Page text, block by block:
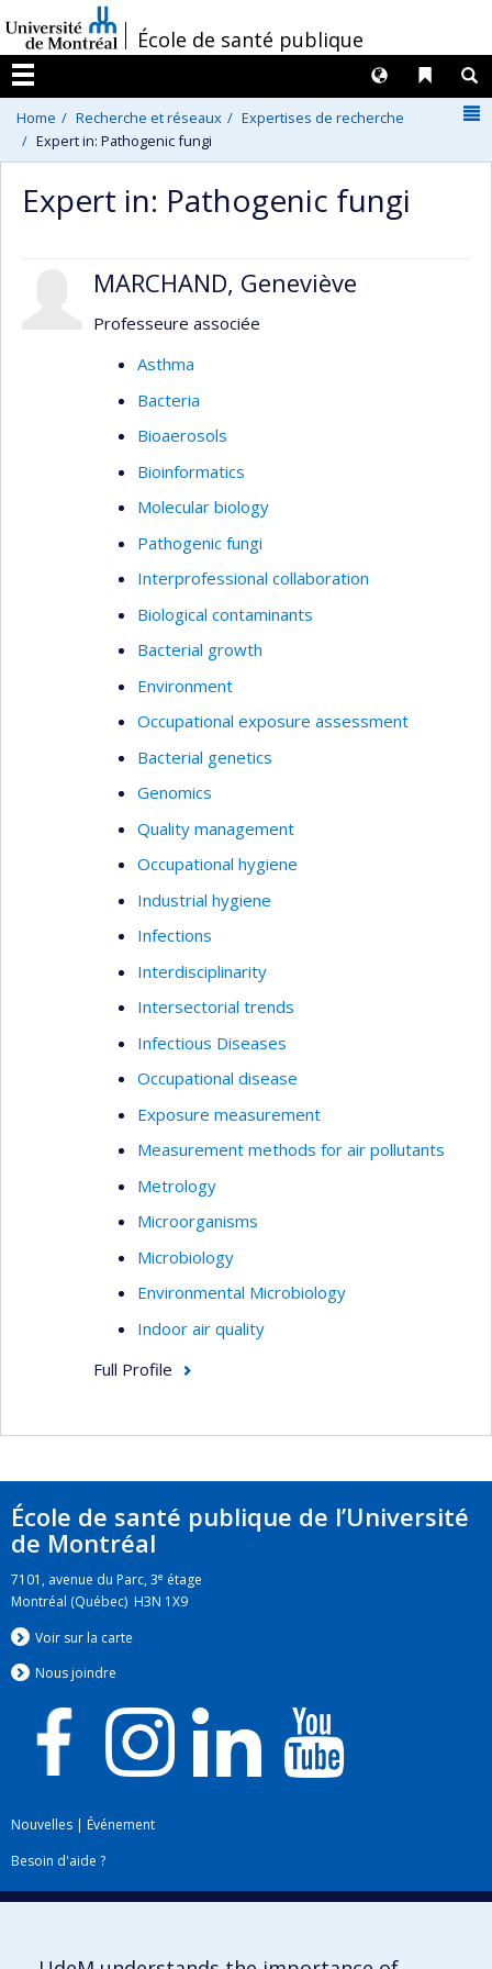
au
contenu
/École de santé publique
Menu
Liens
Langues
Home Recherche et réseaux
Expertises de recherche
Expert in: Pathogenic fungi
Expert in: Pathogenic fungi
MARCHAND, Geneviève
Professeure associée
Asthma
Bacteria
Bioaerosols
Bioinformatics
Molecular biology
Pathogenic fungi
Interprofessional collaboration
Biological contaminants
Bacterial growth
Environment
Occupational exposure assessment
Bacterial genetics
Genomics
Quality management
Occupational hygiene
Industrial hygiene
Infections
Interdisciplinarity
Intersectorial trends
Infectious Diseases
Occupational disease
Exposure measurement
Measurement methods for air pollutants
Metrology
Microorganisms
Microbiology
Environmental Microbiology
Indoor air quality
Full Profile
École de santé publique de l’Université
de Montréal
7101, avenue du Parc, 3e étage
Montréal (Québec) H3N 1X9
Voir sur la carte
Nous joindre
Nouvelles | Événement
Besoin d'aide ?
Plan du site|Accessibilité